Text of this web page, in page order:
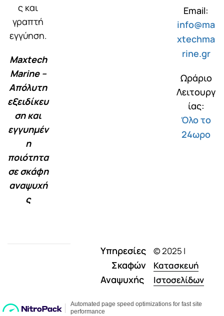
ς και
γραπτή
εγγύηση.
Maxtech
Marine –
Απόλυτη
εξειδίκευ
ση και
εγγυημέν
η
ποιότητα
σε σκάφη
αναψυχή
ς
Email:
info@ma
xtechma
rine.gr
Ωράριο
Λειτουργ
ίας:
Όλο το
24ωρο
© 2025 |
Κατασκευή
Ιστοσελίδων
Υπηρεσίες
Σκαφών
Αναψυχής